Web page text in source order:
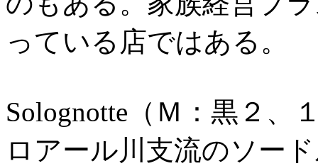
っている店ではある。
Solognotte（Ｍ：黒２、
ロアール川支流のソー